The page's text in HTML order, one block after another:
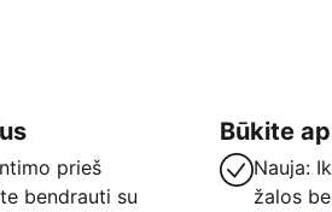
prieš
bendrauti su
Būkite
Nauja:
žalos